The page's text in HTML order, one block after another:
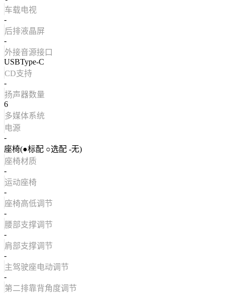
车载电视
-
后排液晶屏
-
外接音源接口
USBType-C
CD支持
-
扬声器数量
6
多媒体系统
电源
-
座椅(●标配 ○选配 -无)
座椅材质
-
运动座椅
-
座椅高低调节
-
腰部支撑调节
-
肩部支撑调节
-
主驾驶座电动调节
-
第二排靠背角度调节